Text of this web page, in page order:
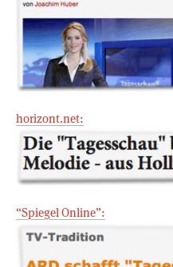
horizont.net:
“Spiegel Online”: